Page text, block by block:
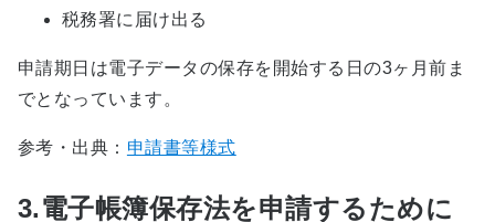
税務署に届け出る
申請期日は電子データの保存を開始する日の3ヶ月前ま
でとなっています。
参考・出典： 申請書等様式
3.電子帳簿保存法を申請するために